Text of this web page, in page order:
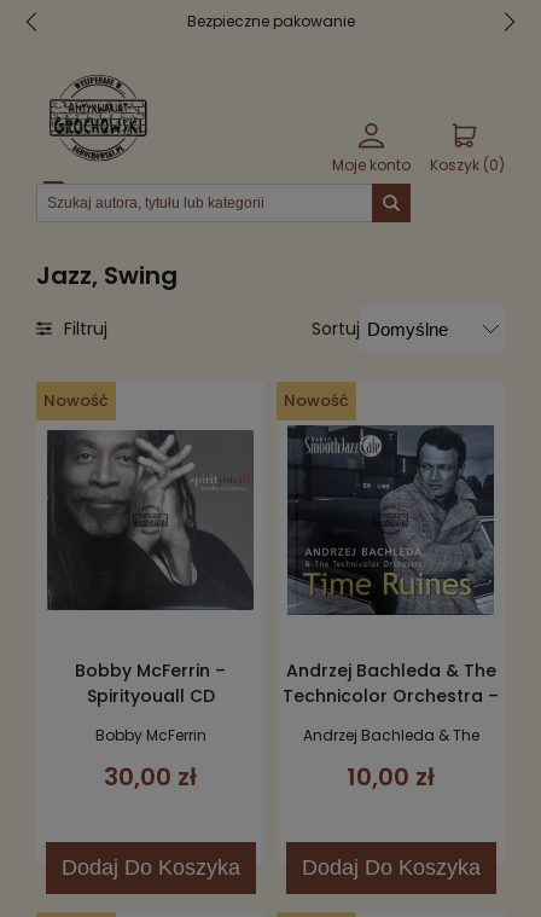
30 dni na zwrot
Moje konto Koszyk (0)
Menu
Jazz, Swing
Sortuj
Filtruj
Bobby McFerrin –
Spirityouall CD
Bobby McFerrin
30,00 zł
Dodaj Do Koszyka
Nowość
Andrzej Bachleda & The
Technicolor Orchestra –
Andrzej Bachleda & The
10,00 zł
Dodaj Do Koszyka
Nowość